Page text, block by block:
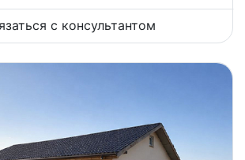
с консультантом